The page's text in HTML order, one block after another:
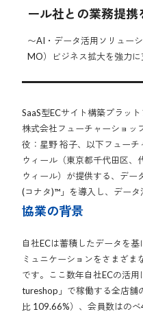
ール社との業務提携
〜AI・データ活用ソリュー
MO）ビジネス拡大を強力に
SaaS型ECサイト構築プラッ
株式会社フューチャーショッ
役：星野 裕子、以下フュー
ウィール（東京都千代田区、
ウィール）が提供する、デ
(コナタ)™」を導入し、データ
協業の背景
自社ECは蓄積したデータを
ミュニケーションをさまざ
です。ここ数年自社ECの活
tureshop」で稼働する全店舗
比 109.66%）、会員数はの